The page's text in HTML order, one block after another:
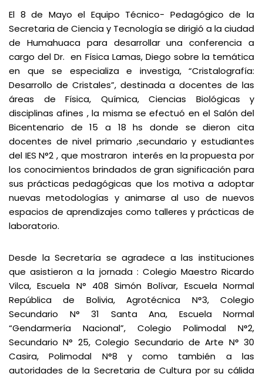
El 8 de Mayo el Equipo Técnico- Pedagógico de la
Secretaria de Ciencia y Tecnología se dirigió a la ciudad
de Humahuaca para desarrollar una conferencia a
cargo del Dr. en Física Lamas, Diego sobre la temática
en que se especializa e investiga, “Cristalografía:
Desarrollo de Cristales”, destinada a docentes de las
áreas de Física, Química, Ciencias Biológicas y
disciplinas afines , la misma se efectuó en el Salón del
Bicentenario de 15 a 18 hs donde se dieron cita
docentes de nivel primario ,secundario y estudiantes
del IES N°2 , que mostraron interés en la propuesta por
los conocimientos brindados de gran significación para
sus prácticas pedagógicas que los motiva a adoptar
nuevas metodologías y animarse al uso de nuevos
espacios de aprendizajes como talleres y prácticas de
laboratorio.
Desde la Secretaría se agradece a las instituciones
que asistieron a la jornada : Colegio Maestro Ricardo
Vilca, Escuela N° 408 Simón Bolívar, Escuela Normal
República de Bolivia, Agrotécnica N°3, Colegio
Secundario N° 31 Santa Ana, Escuela Normal
“Gendarmería Nacional”, Colegio Polimodal N°2,
Secundario N° 25, Colegio Secundario de Arte N° 30
Casira, Polimodal N°8 y como también a las
autoridades de la Secretaria de Cultura por su cálida